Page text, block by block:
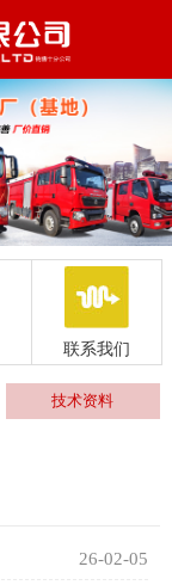
联系我们
技术资料
26-02-05